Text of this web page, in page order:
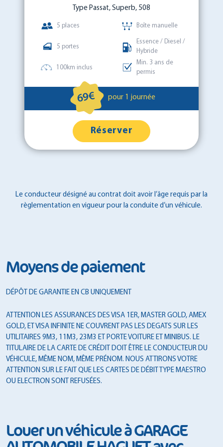
Type Passat, Superb, 508
5 places Boîte manuelle
5 portes
Essence / Diesel /
Hybride
100km inclus
Min. 3 ans de
permis
69€ pour 1 journée
Réserver
Le conducteur désigné au contrat doit avoir l’âge requis par la
règlementation en vigueur pour la conduite d’un véhicule.
Moyens de paiement
DÉPÔT DE GARANTIE EN CB UNIQUEMENT
ATTENTION LES ASSURANCES DES VISA 1ER, MASTER GOLD, AMEX
GOLD, ET VISA INFINITE NE COUVRENT PAS LES DEGATS SUR LES
UTILITAIRES 9M3, 11M3, 23M3 ET PORTE VOITURE ET MINIBUS. LE
TITULAIRE DE LA CARTE DE CRÉDIT DOIT ÊTRE LE CONDUCTEUR DU
VÉHICULE, MÊME NOM, MÊME PRÉNOM. NOUS ATTIRONS VOTRE
ATTENTION SUR LE FAIT QUE LES CARTES DE DÉBIT TYPE MAESTRO
OU ELECTRON SONT REFUSÉES.
Louer un véhicule à GARAGE